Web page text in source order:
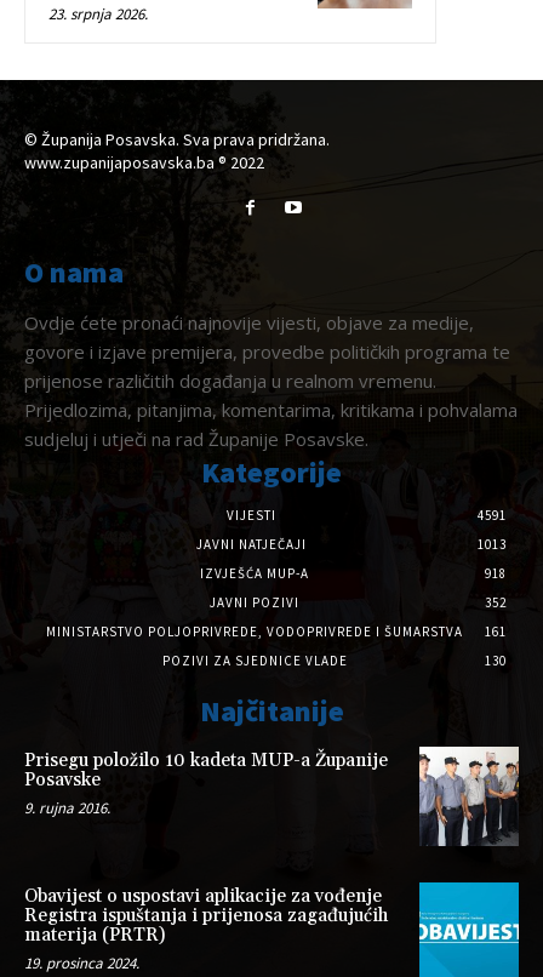
23. srpnja 2026.
© Županija Posavska. Sva prava pridržana.
www.zupanijaposavska.ba ® 2022
O nama
Ovdje ćete pronaći najnovije vijesti, objave za medije,
govore i izjave premijera, provedbe političkih programa te
prijenose različitih događanja u realnom vremenu.
Prijedlozima, pitanjima, komentarima, kritikama i pohvalama
sudjeluj i utječi na rad Županije Posavske.
Kategorije
VIJESTI
4591
JAVNI NATJEČAJI
1013
IZVJEŠĆA MUP-A
918
JAVNI POZIVI
352
MINISTARSTVO POLJOPRIVREDE, VODOPRIVREDE I ŠUMARSTVA
161
POZIVI ZA SJEDNICE VLADE
130
Najčitanije
Prisegu položilo 10 kadeta MUP-a Županije
Posavske
9. rujna 2016.
Obavijest o uspostavi aplikacije za vođenje
Registra ispuštanja i prijenosa zagađujućih
materija (PRTR)
19. prosinca 2024.